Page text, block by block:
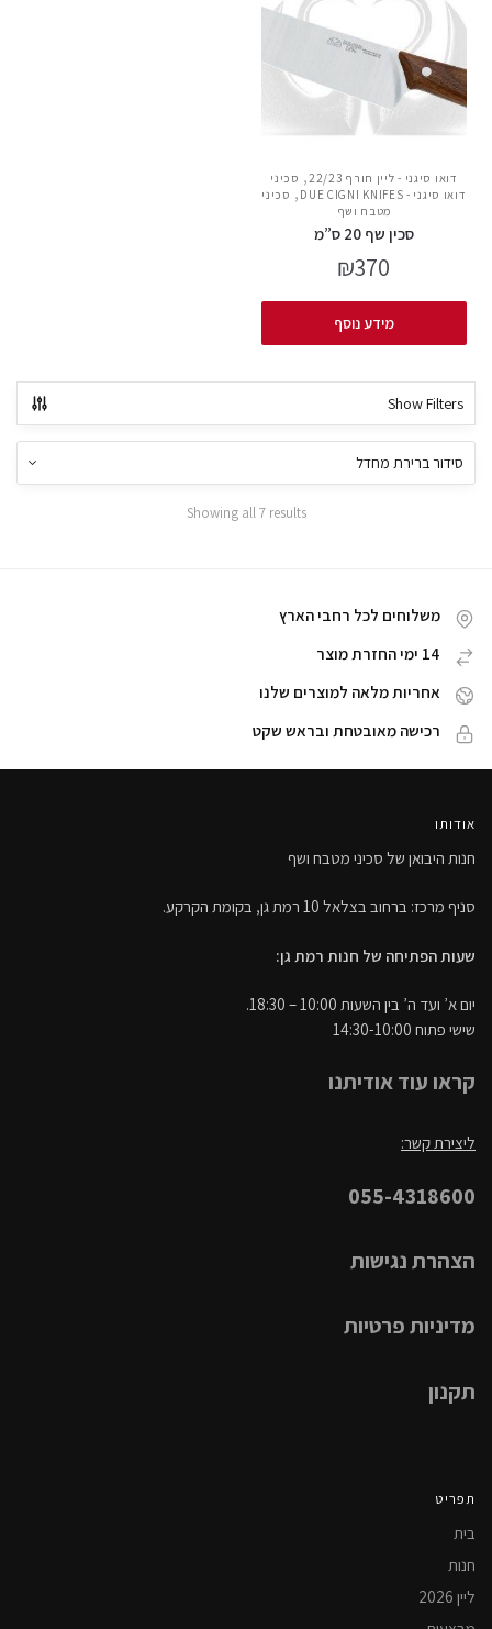
דואו סיגני - ליין חורף 22/23 , סכיני
דואו סיגני - DUE CIGNI KNIFES
, סכיני
מטבח ושף
סכין שף 20 ס”מ
₪370
מידע נוסף
Show Filters
Showing all 7 results
משלוחים לכל רחבי הארץ
14 ימי החזרת מוצר
אחריות מלאה למוצרים שלנו
רכישה מאובטחת ובראש שקט
אודותו
חנות היבואן של סכיני מטבח ושף
סניף מרכז: ברחוב בצלאל 10 רמת גן, בקומת הקרקע.
שעות הפתיחה של חנות רמת גן:
יום א’ ועד ה’ בין השעות 10:00 – 18:30.
שישי פתוח 14:30-10:00
קראו עוד אודיתנו
ליצירת קשר:
055-4318600
הצהרת נגישות
מדיניות פרטיות
תקנון
תפריט
בית
חנות
ליין 2026